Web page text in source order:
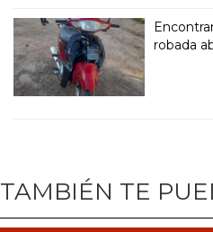
robada
TAMBIÉN TE